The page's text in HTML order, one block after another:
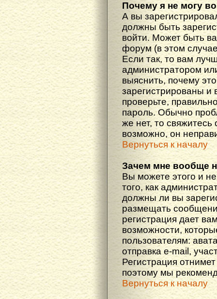
Почему я не могу
А вы
должны быть
войти. Может быть
форум (в этом
Если так, то вам
администратором
выяснить, почему
зарегистрированы и
проверьте,
пароль. Обычно
же нет, то
возможно, он
Вернуться к началу
Зачем мне вообще
Вы можете этого и
того, как
должны ли вы
размещать
регистрация дает
возможности,
пользователям:
отправка e-mail,
Регистрация
поэтому мы
Вернуться к началу